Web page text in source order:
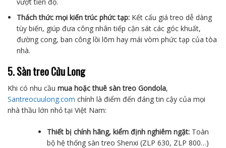
Thách thức mọi kiến trúc phức tạp: Kết cấu giá treo dễ dàng
tùy biến, giúp đưa công nhân tiếp cận sát các góc khuất,
đường cong, ban công lồi lõm hay mái vòm phức tạp của tòa
nhà.
5. Sàn treo Cửu Long
Khi có nhu cầu mua hoặc thuê sàn treo Gondola,
Santreocuulong.com chính là điểm đến đáng tin cậy của mọi
nhà thầu lớn nhỏ tại Việt Nam:
Thiết bị chính hãng, kiểm định nghiêm ngặt: Toàn
bộ hệ thống sàn treo Shenxi (ZLP 630, ZLP 800…)